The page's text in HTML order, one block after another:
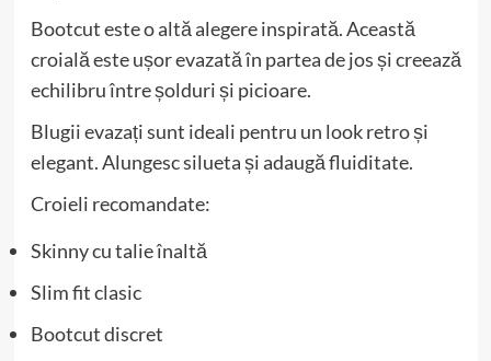
Bootcut este o altă alegere inspirată. Această
croială este ușor evazată în partea de jos și creează
echilibru între șolduri și picioare.
Blugii evazați sunt ideali pentru un look retro și
elegant. Alungesc silueta și adaugă fluiditate.
Croieli recomandate:
Skinny cu talie înaltă
Slim fit clasic
Bootcut discret